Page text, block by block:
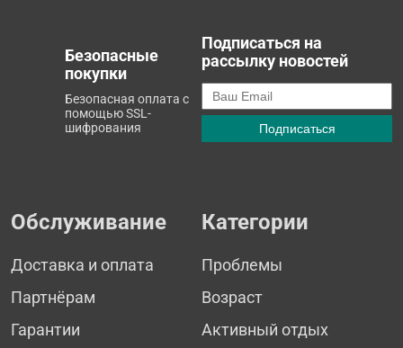
Безопасные
покупки
Безопасная оплата с
помощью SSL-
шифрования
Подписаться на
рассылку новостей
Обслуживание
Доставка и оплата
Партнёрам
Гарантии
Категории
Проблемы
Возраст
Активный отдых